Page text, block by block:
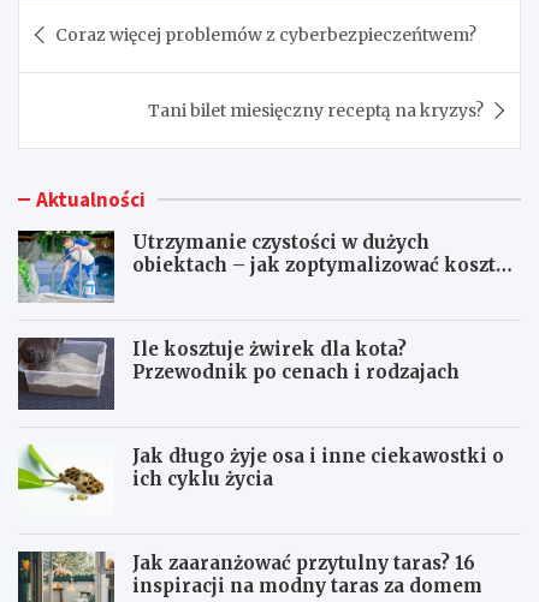
wpisu
Coraz więcej problemów z cyberbezpieczeńtwem?
Tani bilet miesięczny receptą na kryzys?
Aktualności
Utrzymanie czystości w dużych
obiektach – jak zoptymalizować koszty
Ile kosztuje żwirek dla kota?
Przewodnik po cenach i rodzajach
Jak długo żyje osa i inne ciekawostki o
ich cyklu życia
Jak zaaranżować przytulny taras? 16
inspiracji na modny taras za domem